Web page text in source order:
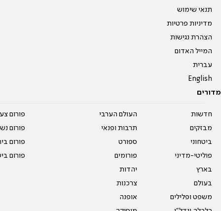
תנאי שימוש
מדיניות פרטיות
הצהרת נגישות
המייל האדום
עברית
English
מדורים
חדשות
מבזקים
ביטחוני
פוליטי-מדיני
בארץ
בעולם
משפט ופלילים
העולם הערבי
תרבות ופנאי
ספורט
פורומים
יהדות
צרכנות
אופנה
פורום
פורום
פורום
פורום